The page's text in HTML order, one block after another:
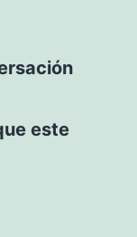
este